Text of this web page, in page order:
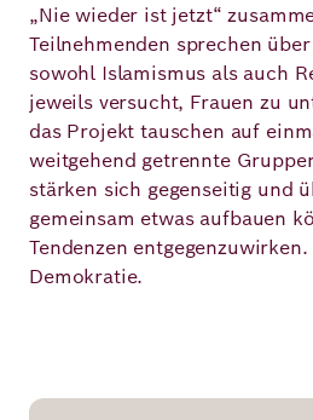
„Nie wieder ist jetzt“
Teilnehmenden sprechen
sowohl Islamismus als auch
jeweils versucht, Frauen zu
das Projekt tauschen auf
weitgehend getrennte
stärken sich gegenseitig und
gemeinsam etwas aufbauen
Tendenzen
Demokratie.